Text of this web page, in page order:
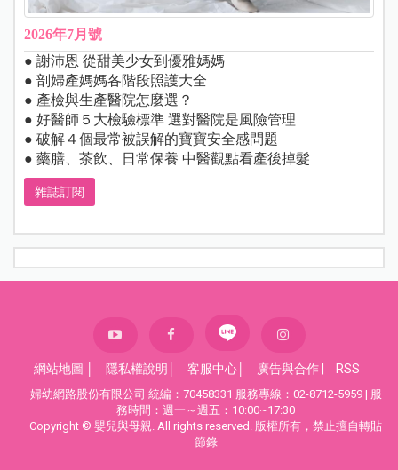
2026年7月號
● 謝沛恩 從甜美少女到優雅媽媽
● 剖婦產媽媽各階段照護大全
● 產檢與生產醫院怎麼選？
● 好醫師５大檢驗標準 選對醫院是風險管理
● 破解４個最常被誤解的寶寶安全感問題
● 藥膳、茶飲、日常保養 中醫觀點看產後掉髮
雜誌訂閱
網站地圖 隱私權說明 客服中心 廣告與合作 RSS
婦幼網路股份有限公司 統編：70458331 服務專線：02-8712-5959 | 服
務時間：週一～週五：10:00~17:30
Copyright © 嬰兒與母親. All rights reserved. 版權所有，禁止擅自轉貼
節錄